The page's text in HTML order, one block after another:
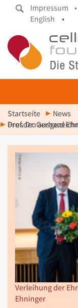
Impressum •
English
•
Startseite
News
Prof. Dr. Gerhard Ehninger mit Ehrenmedaille der TU Dresden
Verleihung der
Ehninger